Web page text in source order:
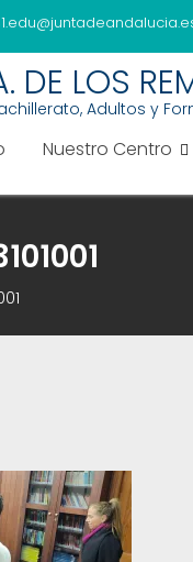
DE LOS
Adultos y
Nuestro Centro